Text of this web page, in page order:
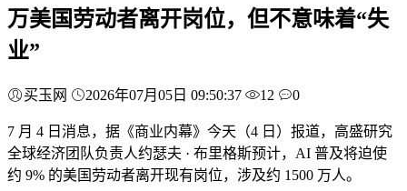
万美国劳动者离开岗位，但不意味着“失
业”
买玉网 2026年07月05日 09:50:37 12 0
7 月 4 日消息，据《商业内幕》今天（4 日）报道，高盛研究
全球经济团队负责人约瑟夫 · 布里格斯预计，AI 普及将迫使
约 9% 的美国劳动者离开现有岗位，涉及约 1500 万人。